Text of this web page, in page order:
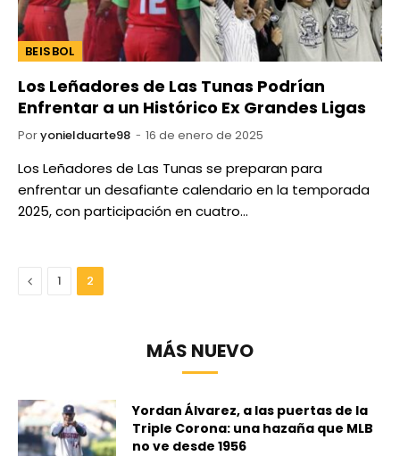
BEISBOL
Los Leñadores de Las Tunas Podrían
Enfrentar a un Histórico Ex Grandes Ligas
Poryonielduarte98 16 de enero de 2025
Los Leñadores de Las Tunas se preparan para
enfrentar un desafiante calendario en la temporada
2025, con participación en cuatro…
Anterior
1 2
MÁS NUEVO
Yordan Álvarez, a las puertas de la
Triple Corona: una hazaña que MLB
no ve desde 1956